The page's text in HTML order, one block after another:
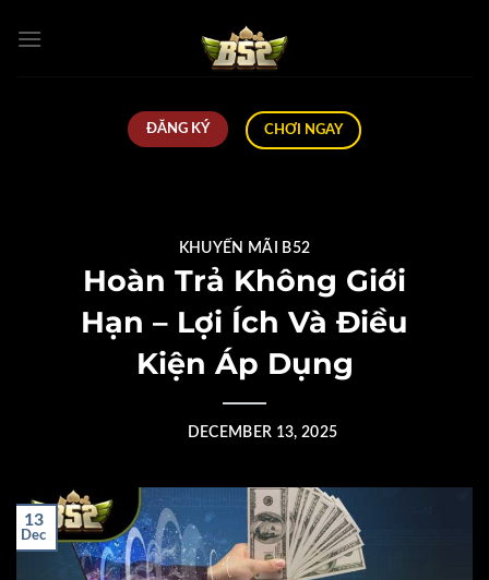
ĐĂNG KÝ CHƠI NGAY
KHUYẾN MÃI B52
Hoàn Trả Không Giới
Hạn – Lợi Ích Và Điều
Kiện Áp Dụng
DECEMBER 13, 2025
13
Dec